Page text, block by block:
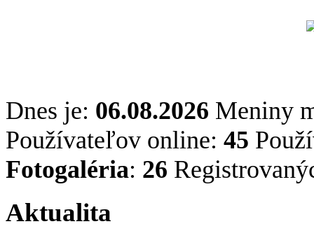
Dnes je: 06.08.2026 Meniny
Používateľov online: 45
Fotogaléria: 26
Aktualita